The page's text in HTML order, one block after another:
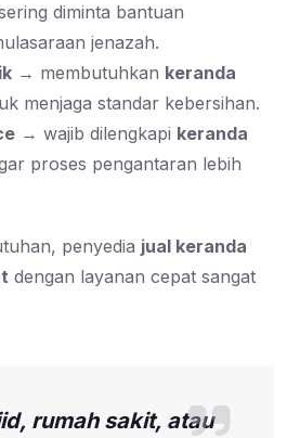
diminta bantuan
jenazah.
→ membutuhkan keranda
menjaga standar kebersihan.
→ wajib dilengkapi keranda
proses pengantaran lebih
penyedia jual keranda
dengan layanan cepat sangat
rumah sakit, atau